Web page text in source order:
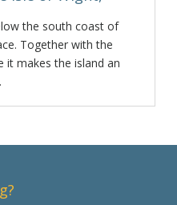
the south coast of
Together with the
it makes the island an